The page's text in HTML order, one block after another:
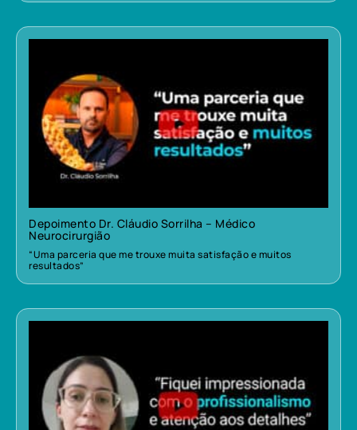
Depoimento Dr. Cláudio Sorrilha – Médico
Neurocirurgião
“Uma parceria que me trouxe muita satisfação e muitos
resultados”